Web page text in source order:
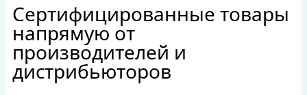
Сертифицированные товары
напрямую от
производителей и
дистрибьюторов